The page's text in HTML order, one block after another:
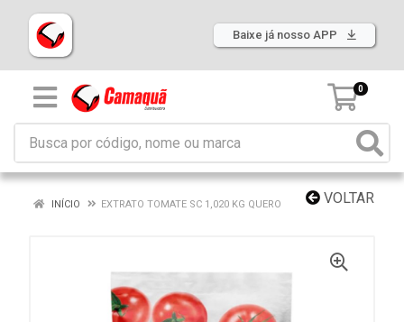
Baixe já nosso APP
0
VOLTAR
INÍCIO EXTRATO TOMATE SC 1,020 KG QUERO